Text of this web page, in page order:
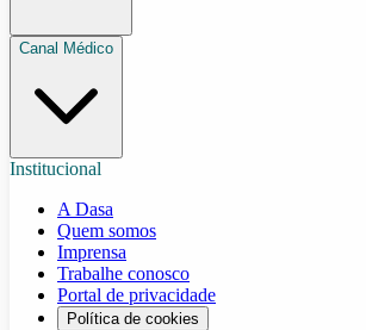
Canal Médico
Institucional
A Dasa
Quem somos
Imprensa
Trabalhe conosco
Portal de privacidade
Política de cookies